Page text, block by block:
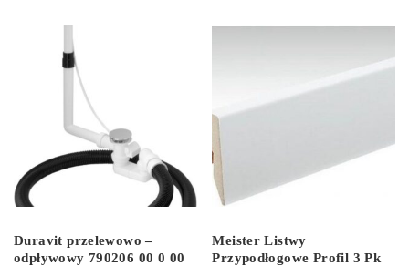
Duravit przelewowo –
odpływowy 790206 00 0 00
Meister Listwy
Przypodłogowe Profil 3 Pk